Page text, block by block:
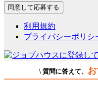
利用規約
プライバシーポリシ
\ 質問に答えて、